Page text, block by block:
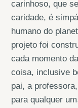
carinhoso, que
caridade, é
humano do
projeto foi
cada momento
coisa, inclusive
pai, a
para qualquer